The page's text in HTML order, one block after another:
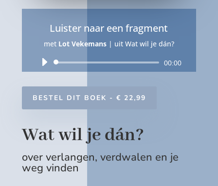
Luister naar een fragment
met Lot Vekemans| uit Wat wil je dán?
Audiospeler 00:00
BESTEL DIT BOEK - € 22,99
Wat wil je dán?
over verlangen, verdwalen en je
weg vinden